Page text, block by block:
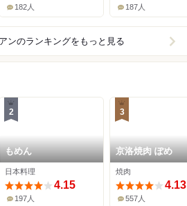
182人 187人
ンのランキングをもっと見る
2
もめん
日本料理
4.15
197人
3
京洛焼肉 ぽめ
焼肉
4.13
557人